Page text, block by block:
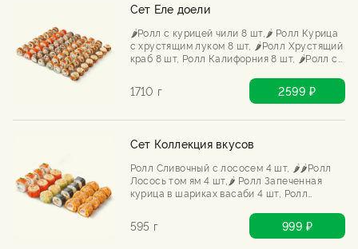
Сет Еле доели
🌶️Ролл с курицей чили 8 шт,🌶️ Ролл Курица
с хрустящим луком 8 шт, 🌶️Ролл Хрустящий
краб 8 шт, Ролл Калифорния 8 шт, 🌶️Ролл с
том ям 8 шт, Ролл Запеченный с курицей 8
шт, 🌶️🌶️Ролл Темпура креветка Том ям 8 шт
1710 г 2599 ₽
Сет Коллекция вкусов
Ролл Сливочный с лососем 4 шт, 🌶️🌶️Ролл
Лосось том ям 4 шт,🌶️ Ролл Запеченная
курица в шариках васаби 4 шт, Ролл
Ролл Горячая тортилья с беконом 8 шт
595 г 999 ₽